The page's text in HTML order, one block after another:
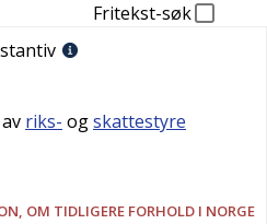
Fritekst-søk
riks- ogskattestyre
, OM TIDLIGERE FORHOLD I NORGE